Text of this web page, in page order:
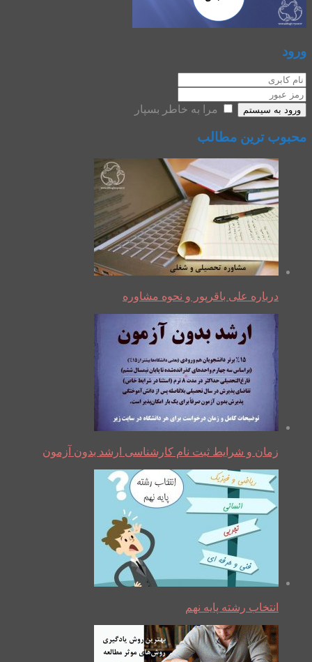
ورود
ورود به سیستم مرا به خاطر بسپار
محبوب ترین مطالب
درباره علی باقرپور و نحوه مشاوره
زمان و شرایط ثبت نام کارشناسی ارشد بدون آزمون
انتخاب رشته پایه نهم